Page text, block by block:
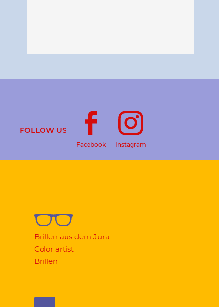
FOLLOW US
Facebook Instagram
Brillen aus dem Jura
Color artist
Brillen